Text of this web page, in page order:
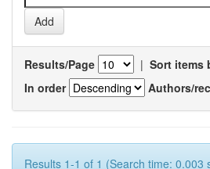
Results/Page | Sort items
In order
Authors/
Results 1-1 of 1 (Search time: 0.003